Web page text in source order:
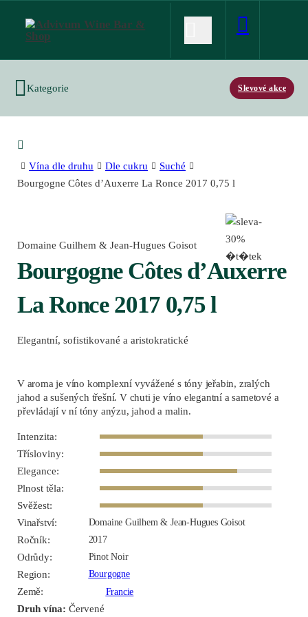
Kategorie Slevové akce
Vína dle druhu Dle cukru
Suché
Bourgogne Côtes d’Auxerre La Ronce 2017 0,75 l
Domaine Guilhem & Jean-Hugues Goisot
Bourgogne Côtes d’Auxerre
La Ronce 2017 0,75 l
Elegantní, sofistikované a aristokratické
V aroma je víno komplexní vyvážené s tóny jeřabin, zralých
jahod a sušených třešní. V chuti je víno elegantní a sametové a
převládají v ní tóny anýzu, jahod a malin.
Intenzita:
Třísloviny:
Elegance:
Plnost těla:
Svěžest:
Vinařství:
Domaine Guilhem & Jean-Hugues Goisot
Ročník: 2017
Odrůdy: Pinot Noir
Region: Bourgogne
Země: Francie
Druh vína: Červené